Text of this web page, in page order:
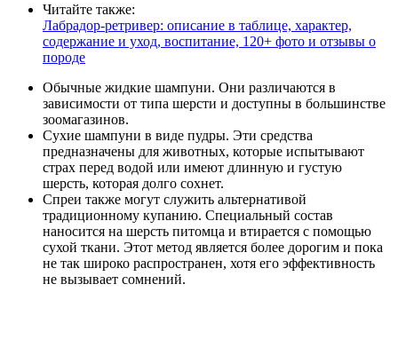
Читайте также:
Лабрадор-ретривер: описание в таблице, характер,
содержание и уход, воспитание, 120+ фото и отзывы о
породе
Обычные жидкие шампуни. Они различаются в
зависимости от типа шерсти и доступны в большинстве
зоомагазинов.
Сухие шампуни в виде пудры. Эти средства
предназначены для животных, которые испытывают
страх перед водой или имеют длинную и густую
шерсть, которая долго сохнет.
Спреи также могут служить альтернативой
традиционному купанию. Специальный состав
наносится на шерсть питомца и втирается с помощью
сухой ткани. Этот метод является более дорогим и пока
не так широко распространен, хотя его эффективность
не вызывает сомнений.